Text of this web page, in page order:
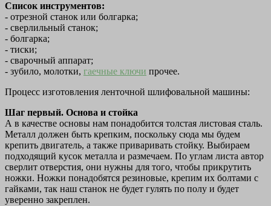
Список инструментов:
- отрезной станок или болгарка;
- сверлильный станок;
- болгарка;
- тиски;
- сварочный аппарат;
- зубило, молотки, гаечные ключи прочее.
Процесс изготовления ленточной шлифовальной машины:
Шаг первый. Основа и стойка
А в качестве основы нам понадобится толстая листовая сталь.
Металл должен быть крепким, поскольку сюда мы будем
крепить двигатель, а также приваривать стойку. Выбираем
подходящий кусок металла и размечаем. По углам листа автор
сверлит отверстия, они нужны для того, чтобы прикрутить
ножки. Ножки понадобятся резиновые, крепим их болтами с
гайками, так наш станок не будет гулять по полу и будет
уверенно закреплен.